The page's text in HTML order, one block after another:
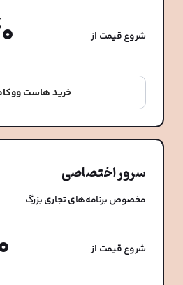
شروع قیمت از
خرید هاست
سرور اختصاصی
مخصوص برنامه‌های تجاری بزرگ
شروع قیمت از